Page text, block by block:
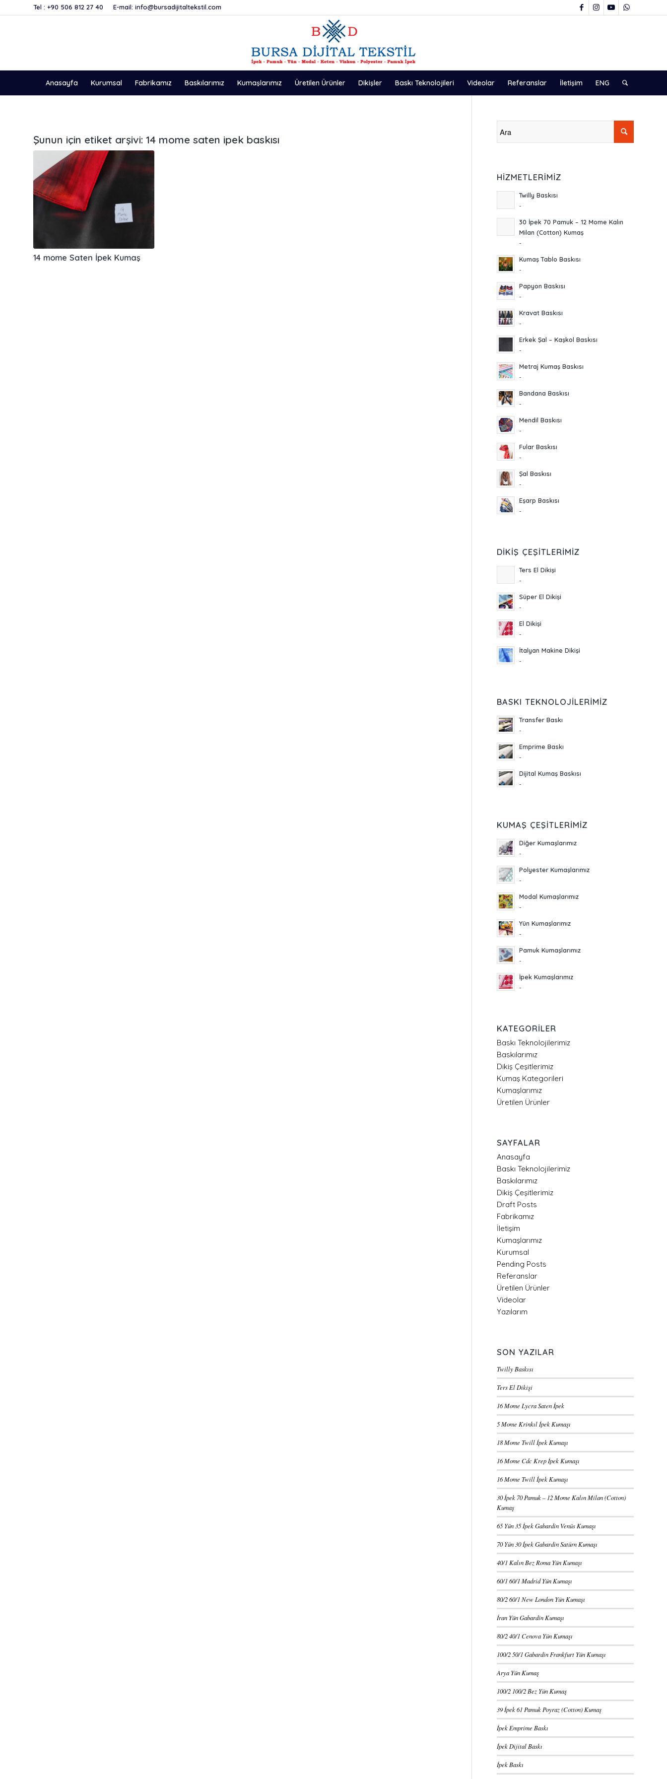
Tel : +90 506 812 27 40 E-mail: info@bursadijitaltekstil.com
Anasayfa Kurumsal Fabrikamız Baskılarımız Kumaşlarımız Üretilen Ürünler Dikişler Baskı Teknolojileri Videolar Referanslar İletişim ENG
Şunun için etiket arşivi: 14 mome saten ipek baskısı
14 mome Saten İpek Kumaş
HIZMETLERIMIZ
Twilly Baskısı
-
30 İpek 70 Pamuk – 12 Mome Kalın
Milan (Cotton) Kumaş
-
Kumaş Tablo Baskısı
-
Papyon Baskısı
-
Kravat Baskısı
-
Erkek Şal – Kaşkol Baskısı
-
Metraj Kumaş Baskısı
-
Bandana Baskısı
-
Mendil Baskısı
-
Fular Baskısı
-
Şal Baskısı
-
Eşarp Baskısı
-
DIKIŞ ÇEŞITLERIMIZ
Ters El Dikişi
-
Süper El Dikişi
-
El Dikişi
-
İtalyan Makine Dikişi
-
BASKI TEKNOLOJILERIMIZ
Transfer Baskı
-
Emprime Baskı
-
Dijital Kumaş Baskısı
-
KUMAŞ ÇEŞITLERIMIZ
Diğer Kumaşlarımız
-
Polyester Kumaşlarımız
-
Modal Kumaşlarımız
-
Yün Kumaşlarımız
-
Pamuk Kumaşlarımız
-
İpek Kumaşlarımız
-
KATEGORILER
Baskı Teknolojilerimiz
Baskılarımız
Dikiş Çeşitlerimiz
Kumaş Kategorileri
Kumaşlarımız
Üretilen Ürünler
SAYFALAR
Anasayfa
Baskı Teknolojilerimiz
Baskılarımız
Dikiş Çeşitlerimiz
Draft Posts
Fabrikamız
İletişim
Kumaşlarımız
Kurumsal
Pending Posts
Referanslar
Üretilen Ürünler
Videolar
Yazılarım
SON YAZILAR
Twilly Baskısı
Ters El Dikişi
16 Mome Lycra Saten İpek
5 Mome Krinkıl İpek Kumaşı
18 Mome Twill İpek Kumaşı
16 Mome Cdc Krep İpek Kumaşı
16 Mome Twill İpek Kumaşı
30 İpek 70 Pamuk – 12 Mome Kalın Milan (Cotton)
Kumaş
65 Yün 35 İpek Gabardin Venüs Kumaşı
70 Yün 30 İpek Gabardin Satürn Kumaşı
40/1 Kalın Bez Roma Yün Kumaşı
60/1 60/1 Madrid Yün Kumaşı
80/2 60/1 New London Yün Kumaşı
İran Yün Gabardin Kumaşı
80/2 40/1 Cenova Yün Kumaşı
100/2 50/1 Gabardin Frankfurt Yün Kumaşı
Arya Yün Kumaş
100/2 100/2 Bez Yün Kumaş
39 İpek 61 Pamuk Poyraz (Cotton) Kumaş
İpek Emprime Baskı
İpek Dijital Baskı
İpek Baskı